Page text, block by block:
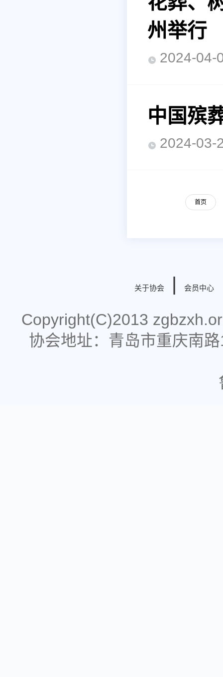
州举行
2024-
中国殡
2024-
首页
关于协会 | 会员中心
Copyright(C)2013
协会地址：青岛市重庆南